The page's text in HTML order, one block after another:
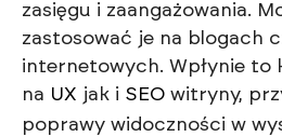
zasięgu i zaangażowania.
zastosować je na blogach
internetowych. Wpłynie to
na UX jak i SEO witryny,
poprawy widoczności w